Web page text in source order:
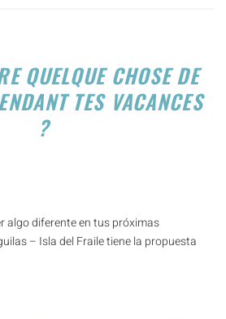
QUELQUE CHOSE DE
TES VACANCES
?
algo diferente en tus próximas
– Isla del Fraile tiene la propuesta